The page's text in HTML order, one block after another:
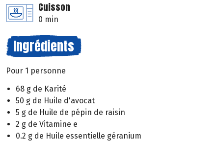
Cuisson
0 min
Ingrédients
Pour 1 personne
68 g de Karité
50 g de Huile d'avocat
5 g de Huile de pépin de raisin
2 g de Vitamine e
0.2 g de Huile essentielle géranium